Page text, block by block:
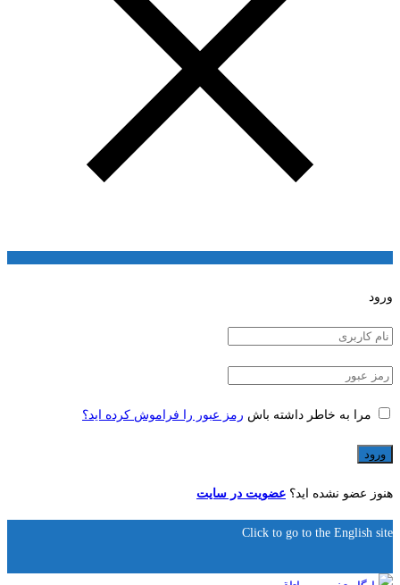
ورود
مرا به خاطر داشته باش رمز عبور را فراموش کرده اید؟
هنوز عضو نشده اید؟ عضویت در سایت
Click to go to the English site